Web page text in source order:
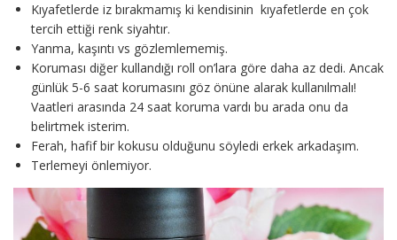
Kıyafetlerde iz bırakmamış ki kendisinin kıyafetlerde en çok
tercih ettiği renk siyahtır.
Yanma, kaşıntı vs gözlemlememiş.
Koruması diğer kullandığı roll on’lara göre daha az dedi. Ancak
günlük 5-6 saat korumasını göz önüne alarak kullanılmalı!
Vaatleri arasında 24 saat koruma vardı bu arada onu da
belirtmek isterim.
Ferah, hafif bir kokusu olduğunu söyledi erkek arkadaşım.
Terlemeyi önlemiyor.